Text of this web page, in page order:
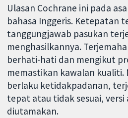
Ulasan Cochrane ini pada
bahasa Inggeris. Ketepatan
tanggungjawab pasukan
menghasilkannya.
berhati-hati dan mengikut
memastikan kawalan kualiti.
berlaku ketidakpadanan,
tepat atau tidak sesuai, versi
diutamakan.